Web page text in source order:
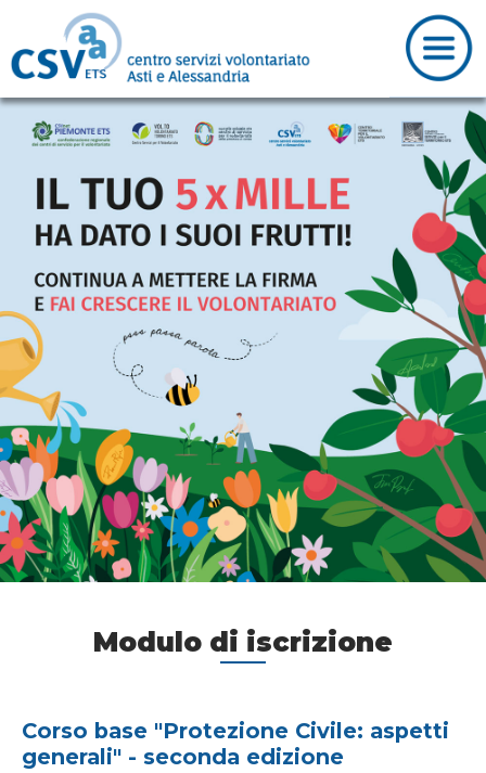
Modulo di iscrizione
Corso base "Protezione Civile: aspetti
generali" - seconda edizione